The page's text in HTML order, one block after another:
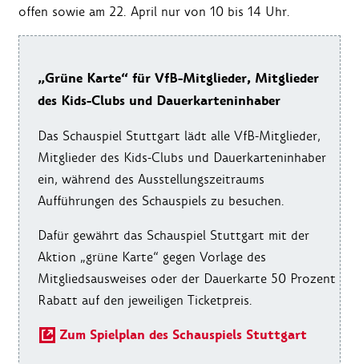
offen sowie am 22. April nur von 10 bis 14 Uhr.
„Grüne Karte“ für VfB-Mitglieder, Mitglieder
des Kids-Clubs und Dauerkarteninhaber
Das Schauspiel Stuttgart lädt alle VfB-Mitglieder,
Mitglieder des Kids-Clubs und Dauerkarteninhaber
ein, während des Ausstellungszeitraums
Aufführungen des Schauspiels zu besuchen.
Dafür gewährt das Schauspiel Stuttgart mit der
Aktion „grüne Karte“ gegen Vorlage des
Mitgliedsausweises oder der Dauerkarte 50 Prozent
Rabatt auf den jeweiligen Ticketpreis.
Zum Spielplan des Schauspiels Stuttgart